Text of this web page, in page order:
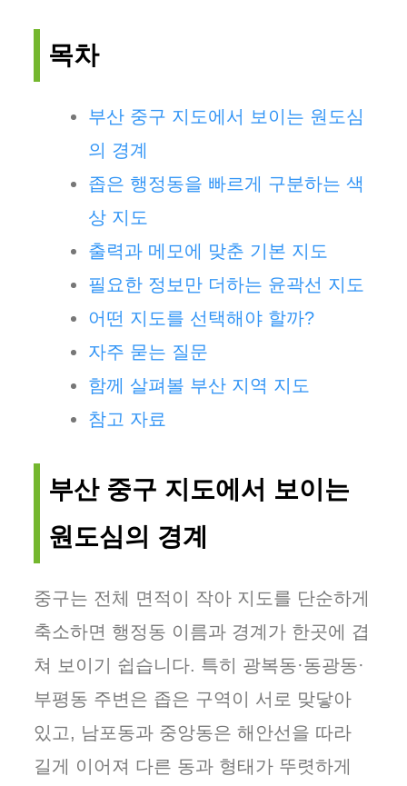
목차
부산 중구 지도에서 보이는 원도심
의 경계
좁은 행정동을 빠르게 구분하는 색
상 지도
출력과 메모에 맞춘 기본 지도
필요한 정보만 더하는 윤곽선 지도
어떤 지도를 선택해야 할까?
자주 묻는 질문
함께 살펴볼 부산 지역 지도
참고 자료
부산 중구 지도에서 보이는
원도심의 경계
중구는 전체 면적이 작아 지도를 단순하게
축소하면 행정동 이름과 경계가 한곳에 겹
쳐 보이기 쉽습니다. 특히 광복동·동광동·
부평동 주변은 좁은 구역이 서로 맞닿아
있고, 남포동과 중앙동은 해안선을 따라
길게 이어져 다른 동과 형태가 뚜렷하게